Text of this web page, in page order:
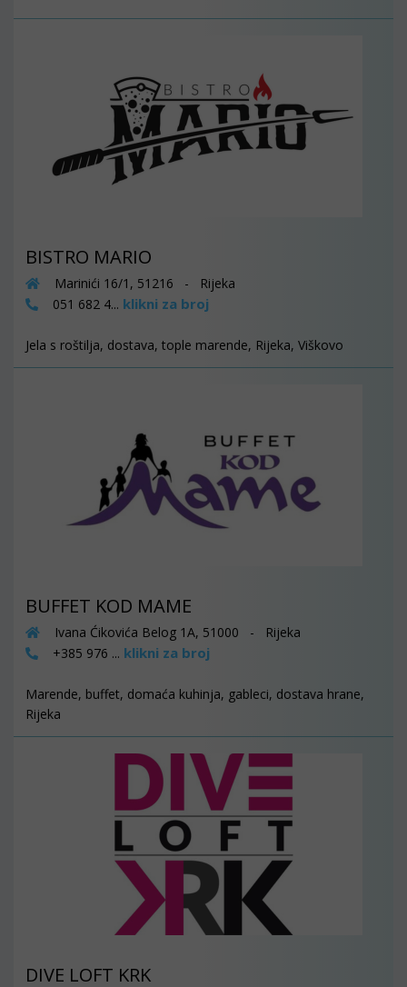
BISTRO MARIO
Marinići 16/1, 51216 - Rijeka
051 682 4... klikni za broj
Jela s roštilja, dostava, tople marende, Rijeka, Viškovo
BUFFET KOD MAME
Ivana Ćikovića Belog 1A, 51000 - Rijeka
+385 976 ... klikni za broj
Marende, buffet, domaća kuhinja, gableci, dostava hrane,
Rijeka
DIVE LOFT KRK